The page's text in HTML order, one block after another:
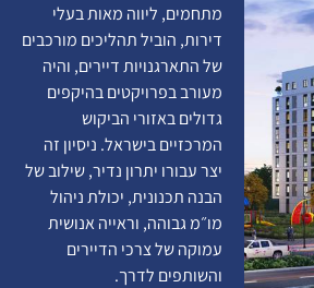
מתחמים, ליווה מאות בעלי
דירות, הוביל תהליכים מורכבים
של התארגנויות דיירים, והיה
מעורב בפרויקטים בהיקפים
גדולים באזורי הביקוש
המרכזיים בישראל. ניסיון זה
יצר עבורו יתרון נדיר, שילוב של
הבנה תכנונית, יכולת ניהול
מו״מ גבוהה, וראייה אנושית
עמוקה של צרכי הדיירים
והשותפים לדרך.